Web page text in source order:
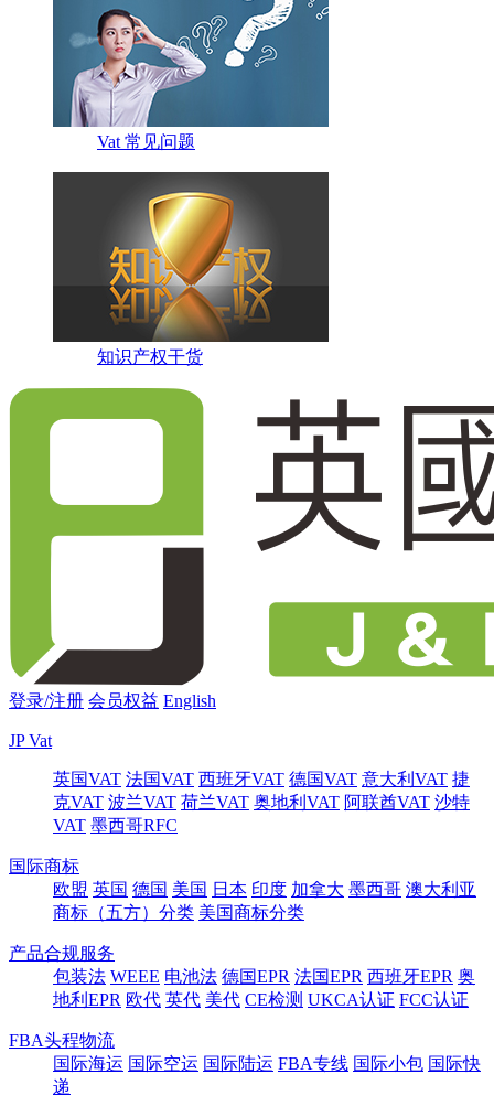
Vat 常见问题
知识产权干货
登录/注册 会员权益 English
JP Vat
英国VAT 法国VAT 西班牙VAT 德国VAT 意大利VAT 捷
克VAT 波兰VAT 荷兰VAT 奥地利VAT 阿联酋VAT 沙特
VAT 墨西哥RFC
国际商标
欧盟 英国 德国 美国 日本 印度 加拿大 墨西哥 澳大利亚
商标（五方）分类 美国商标分类
产品合规服务
包装法 WEEE 电池法 德国EPR 法国EPR 西班牙EPR 奥
地利EPR 欧代 英代 美代 CE检测 UKCA认证 FCC认证
FBA头程物流
国际海运 国际空运 国际陆运 FBA专线 国际小包 国际快
递